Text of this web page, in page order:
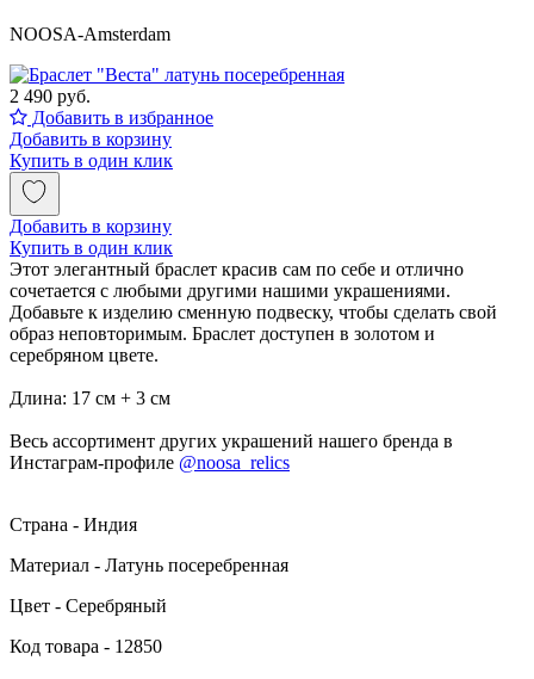
NOOSA-Amsterdam
2 490 руб.
Добавить в избранное
Добавить в корзину
Купить в один клик
Добавить в корзину
Купить в один клик
Этот элегантный браслет красив сам по себе и отлично
сочетается с любыми другими нашими украшениями.
Добавьте к изделию сменную подвеску, чтобы сделать свой
образ неповторимым. Браслет доступен в золотом и
серебряном цвете.
Длина: 17 см + 3 см
Весь ассортимент других украшений нашего бренда в
Инстаграм-профиле @noosa_relics
Страна - Индия
Материал - Латунь посеребренная
Цвет - Серебряный
Код товара - 12850